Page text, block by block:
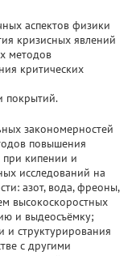
аспектов физики
кризисных явлений
методов
критических
покрытий.
закономерностей
повышения
кипении и
исследований на
азот, вода, фреоны,
высокоскоростных
и выдеосъёмку;
структурирования
с другими